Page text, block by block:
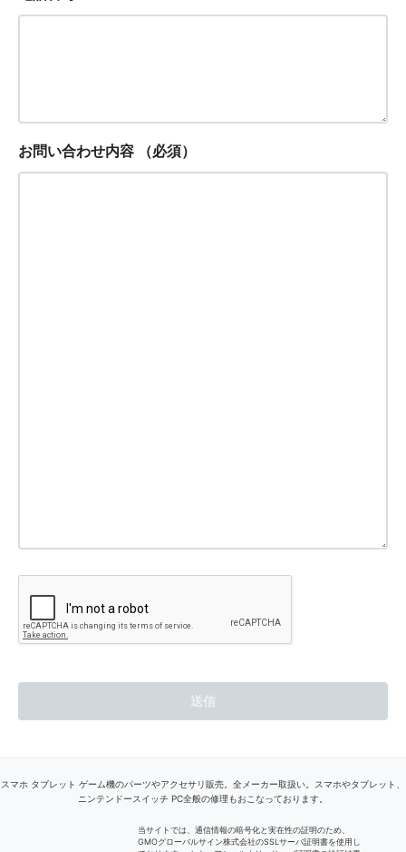
お問い合わせ内容 （必須）
スマホ タブレット ゲーム機のパーツやアクセサリ販売。全メーカー取扱い。スマホやタブレット、
ニンテンドースイッチ PC全般の修理もおこなっております。
当サイトでは、通信情報の暗号化と実在性の証明のため、
GMOグローバルサイン株式会社のSSLサーバ証明書を使用し